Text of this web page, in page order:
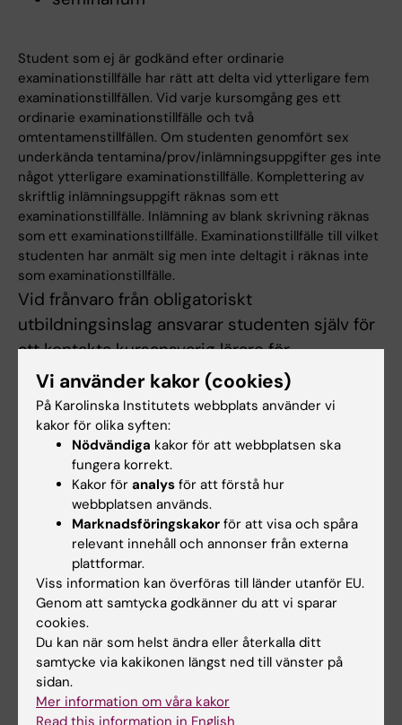
Student som ej är godkänd efter ordinarie
examinationstillfälle har rätt att delta vid ytterligare fem
examinationstillfällen. Vid varje kursomgång ges ett
ordinarie examinationstillfälle och två
omtentamenstillfällen. Om studenten genomfört sex
underkända tentamina/prov/inlämningsuppgifter ges inte
något ytterligare examinationstillfälle. Komplettering av
skriftlig inlämningsuppgift räknas som ett
examinationstillfälle. Inlämning av blank skrivning räknas
som ett examinationstillfälle. Examinationstillfälle till vilket
studenten har anmält sig men inte deltagit i räknas inte
som examinationstillfälle.
Vid frånvaro från obligatoriskt
utbildningsinslag ansvarar studenten själv för
att kontakta kursansvarig lärare för
ersättningsuppgift. Examinator bedömer om
och hur en student kan ta igen missat
obligatoriskt utbildningsinslag. Frånvaro från
ett obligatoriskt utbildningsinslag kan
innebära att studenten inte kan genomföra
andra delar av kursen, en avslutande
examination eller ta igen utbildningsinslaget
förrän nästa gång kursen ges.
Verksamhetsförlagd utbildning, VFU,
examineras löpande under utbildningsinslaget
gentemot en bedömningsmall som finns
tillgänglig på aktuell lärplattform i samband
med kursstart. Närvaro under VFU är
obligatorisk. Vid frånvaro ska studenten
Vi använder kakor (cookies)
På Karolinska Institutets webbplats använder vi
kakor för olika syften:
Nödvändiga kakor för att webbplatsen ska
fungera korrekt.
Kakor för analys för att förstå hur
webbplatsen används.
Marknadsföringskakor för att visa och spåra
relevant innehåll och annonser från externa
plattformar.
Viss information kan överföras till länder utanför EU.
Genom att samtycka godkänner du att vi sparar
cookies.
Du kan när som helst ändra eller återkalla ditt
samtycke via kakikonen längst ned till vänster på
sidan.
Mer information om våra kakor
Read this information in English